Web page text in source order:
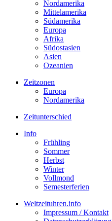
Nordamerika
Mittelamerika
Südamerika
Europa
Afrika
Südostasien
Asien
Ozeanien
Zeitzonen
Europa
Nordamerika
Zeitunterschied
Info
Frühling
Sommer
Herbst
Winter
Vollmond
Semesterferien
Weltzeituhren.info
Impressum / Kontakt